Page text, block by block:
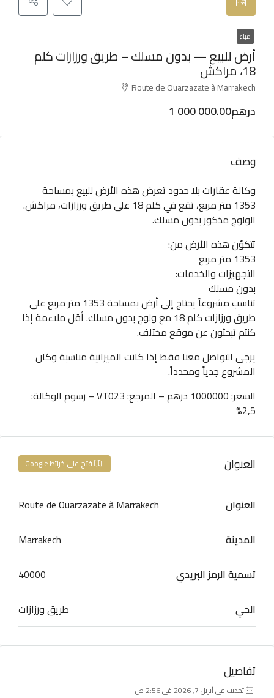
مباع
أرض للبيع — بدون مسلك – طريق ورزازات كلم
18، مراكش
Route de Ouarzazate à Marrakech
1 000 000.00درهم
وصف
وكالة عقارات بلا حدود تعرض هذه الأرض للبيع بمساحة
1353 متر مربع، تقع في كلم 18 على طريق ورزازات، مراكش.
الولوج مذكور بدون مسلك.
تتكوّن هذه الأرض من:
1353 متر مربع
التجهيزات والخدمات:
بدون مسلك
تناسب مشروعاً يحتاج إلى أرض بمساحة 1353 متر مربع على
طريق ورزازات كلم 18 مع ولوج بدون مسلك. أقل ملاءمة إذا
كنتم تبحثون عن موقع مختلف.
يرجى التواصل معنا فقط إذا كانت الميزانية مناسبة وكان
المشروع جدياً ومحدداً.
السعر: 1000000 درهم – المرجع: VT023 – رسوم الوكالة:
2,5%
العنوان فتح على خرائط Google
العنوان
Route de Ouarzazate à Marrakech
المدينة
Marrakech
تسمية الرمز البريدي
40000
الحي
طريق ورزازات
تفاصيل
تحديث في أبريل 7, 2026 في 2:56 ص